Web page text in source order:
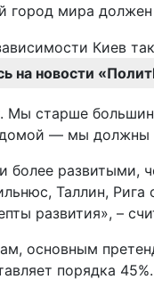
город мира
на новости
Мы старше
— мы должны
более развитыми,
Таллин,
развития», –
основным
порядка